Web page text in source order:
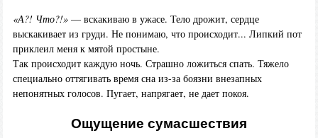
«А?! Что?!»— вскакиваю в ужасе. Тело дрожит, сердце
выскакивает из груди. Не понимаю, что происходит... Липкий пот
приклеил меня к мятой простыне.
Так происходит каждую ночь. Страшно ложиться спать. Тяжело
специально оттягивать время сна из-за боязни внезапных
непонятных голосов. Пугает, напрягает, не дает покоя.
Ощущение сумасшествия